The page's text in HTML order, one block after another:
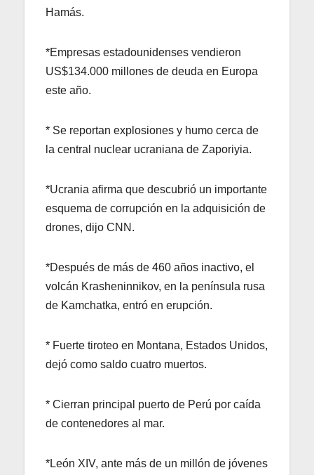
Hamás.
*Empresas estadounidenses vendieron
US$134.000 millones de deuda en Europa
este año.
* Se reportan explosiones y humo cerca de
la central nuclear ucraniana de Zaporiyia.
*Ucrania afirma que descubrió un importante
esquema de corrupción en la adquisición de
drones, dijo CNN.
*Después de más de 460 años inactivo, el
volcán Krasheninnikov, en la península rusa
de Kamchatka, entró en erupción.
* Fuerte tiroteo en Montana, Estados Unidos,
dejó como saldo cuatro muertos.
* Cierran principal puerto de Perú por caída
de contenedores al mar.
*León XIV, ante más de un millón de jóvenes